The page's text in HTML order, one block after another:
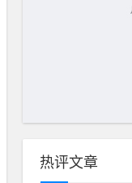
热评文章